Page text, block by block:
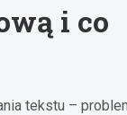
i co
tekstu –